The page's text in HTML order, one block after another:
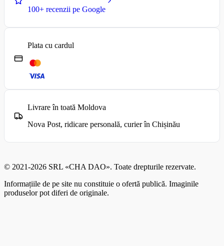
100+ recenzii pe Google
Plata cu cardul
Livrare în toată Moldova
Nova Post, ridicare personală, curier în Chișinău
© 2021-2026 SRL «CHA DAO». Toate drepturile rezervate.
Informațiile de pe site nu constituie o ofertă publică. Imaginile
produselor pot diferi de originale.